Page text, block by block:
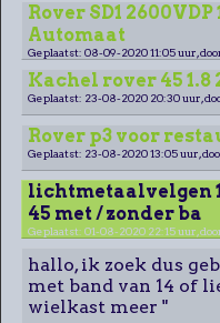
Rover SD1 2600VDP
Automaat
Geplaatst: 08-09-2020 11:05 uur,
Kachel rover 45 1.8
Geplaatst: 23-08-2020 20:30 uur,
Rover p3 voor
Geplaatst: 23-08-2020 13:05 uur,
lichtmetaalvelgen
45 met / zonder ba
Geplaatst: 01-08-2020 22:15 uur,
hallo, ik zoek dus
met band van 14 of
wielkast meer "